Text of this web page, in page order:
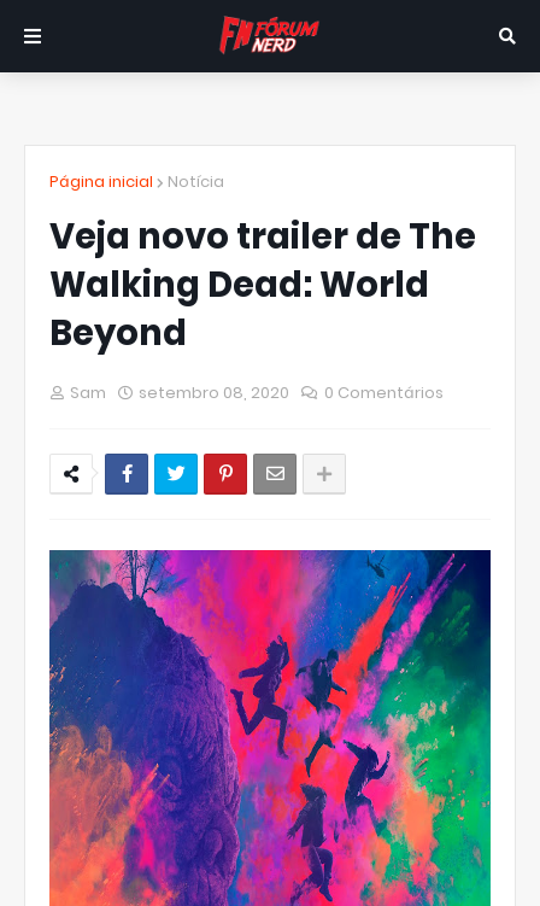
Página inicial Notícia
Veja novo trailer de The
Walking Dead: World
Beyond
Sam setembro 08, 2020 0 Comentários